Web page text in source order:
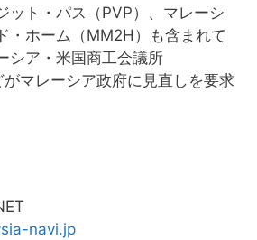
ット・パス（PVP）、マレーシ
・ホーム（MM2H）も含まれて
シア・米国商工会議所
がマレーシア政府に見直しを要求
navi.jp